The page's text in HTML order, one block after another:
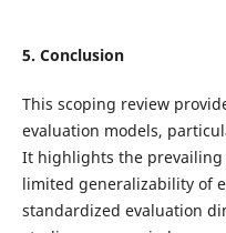
5. Conclusion
This scoping review
evaluation models,
It highlights the
limited generalizability of
standardized evaluation